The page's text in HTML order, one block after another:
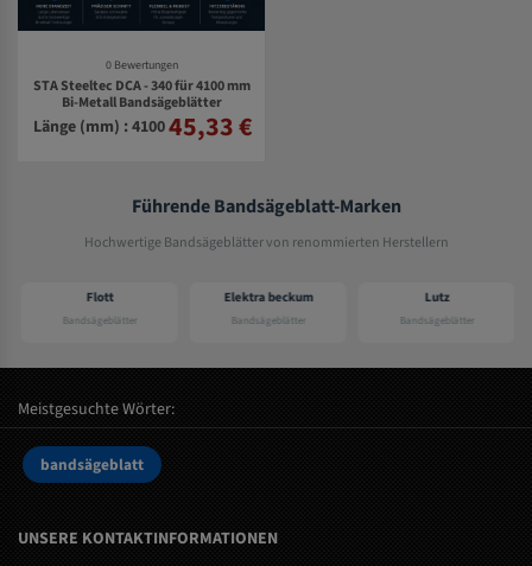
0 Bewertungen
STA Steeltec DCA - 340 für 4100 mm
Bi-Metall Bandsägeblätter
Länge (mm) : 410045,33 €
Führende Bandsägeblatt-Marken
Hochwertige Bandsägeblätter von renommierten Herstellern
Flott
Bandsägeblätter
Elektra beckum
Bandsägeblätter
Lutz
Bandsägeblätter
Meistgesuchte Wörter:
bandsägeblatt
UNSERE KONTAKTINFORMATIONEN